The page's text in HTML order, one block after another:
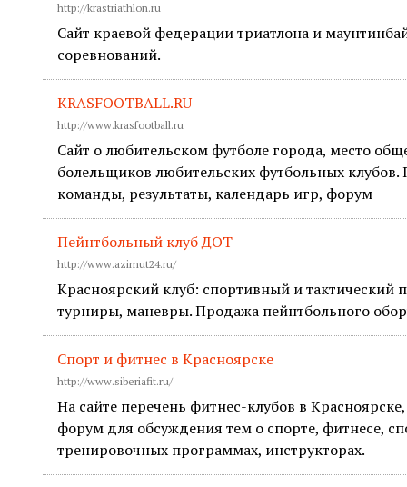
http://krastriathlon.ru
Сайт краевой федерации триатлона и
соревнований.
KRASFOOTBALL.RU
http://www.krasfootball.ru
Сайт о любительском футболе города, место
болельщиков любительских футбольных
команды, результаты, календарь игр, форум
Пейнтбольный клуб ДОТ
http://www.azimut24.ru/
Красноярский клуб: спортивный и тактический
турниры, маневры. Продажа пейнтбольного
Спорт и фитнес в Красноярске
http://www.siberiafit.ru/
На сайте перечень фитнес-клубов в
форум для обсуждения тем о спорте, фитнесе,
тренировочных программах, инструкторах.